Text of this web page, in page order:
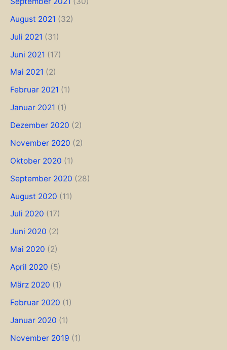
August 2021 (32)
Juli 2021 (31)
Juni 2021 (17)
Mai 2021 (2)
Februar 2021 (1)
Januar 2021 (1)
Dezember 2020 (2)
November 2020 (2)
Oktober 2020 (1)
September 2020 (28)
August 2020 (11)
Juli 2020 (17)
Juni 2020 (2)
Mai 2020 (2)
April 2020 (5)
März 2020 (1)
Februar 2020 (1)
Januar 2020 (1)
November 2019 (1)